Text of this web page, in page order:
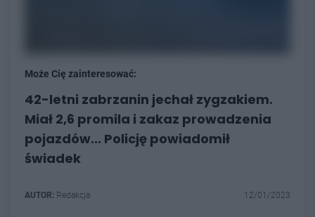
Może Cię zainteresować:
42-letni zabrzanin jechał zygzakiem.
Miał 2,6 promila i zakaz prowadzenia
pojazdów... Policję powiadomił
świadek
AUTOR: Redakcja 12/01/2023